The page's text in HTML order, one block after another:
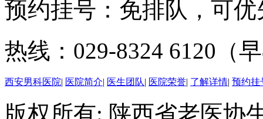
预约挂号：免排队，可优
热线：029-8324 6120（
西安男科医院| 医院简介| 医生团队| 医院荣誉| 了解详情| 预约挂
版权所有: 陕西省老医协